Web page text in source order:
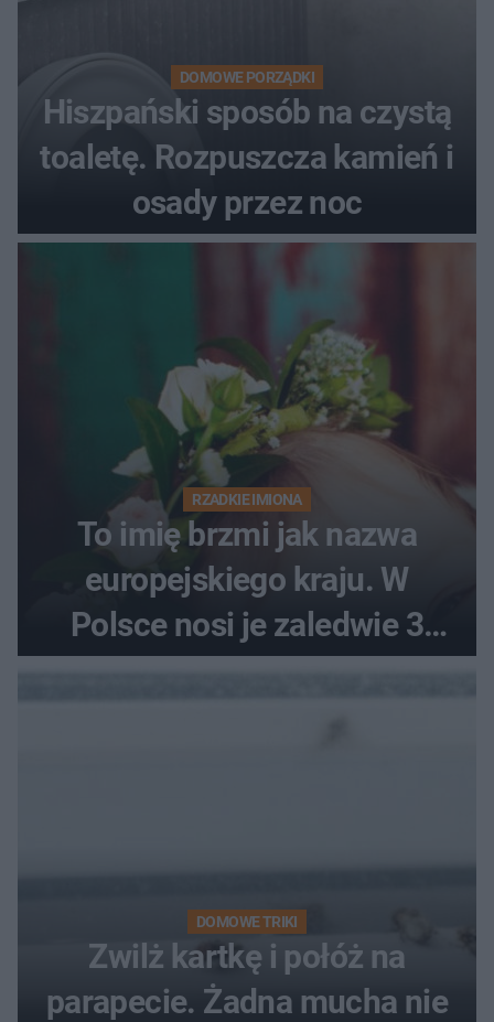
DOMOWE PORZĄDKI
Hiszpański sposób na czystą
toaletę. Rozpuszcza kamień i
osady przez noc
RZADKIE IMIONA
To imię brzmi jak nazwa
europejskiego kraju. W
Polsce nosi je zaledwie 3
kobiety
DOMOWE TRIKI
Zwilż kartkę i połóż na
parapecie. Żadna mucha nie